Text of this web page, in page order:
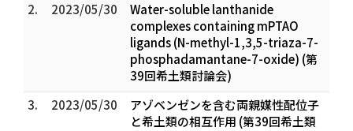
2.
2023/05/30
Water-soluble lanthanide
complexes containing mPTAO
ligands (N-methyl-1,3,5-triaza-7-
phosphadamantane-7-oxide) (第
39回希土類討論会)
3.
2023/05/30
アゾベンゼンを含む両親媒性配位子
と希土類の相互作用 (第39回希土類